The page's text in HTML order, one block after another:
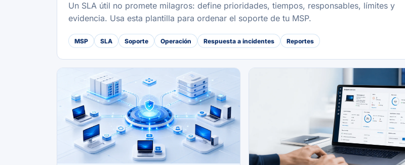
Un SLA útil no promete milagros: define prioridades, tiempos, responsables, límites y
evidencia. Usa esta plantilla para ordenar el soporte de tu MSP.
MSP SLA Soporte Operación Respuesta a incidentes Reportes